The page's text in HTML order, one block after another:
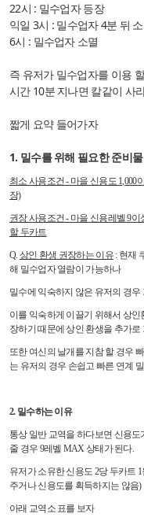
22시 : 밀수업자 등장
익일 3시 : 밀수업자 4분 뒤
6시 : 밀수업자 소멸
즉 유저가 밀수업자를 이용
시간 10분 지나면 칼같이 사
짧게 요약 들어가자
1. 밀수를 위해 필요한 준비물
최소 사용조건 - 마을 신용도 1,000
장)
권장 사용조건 - 마을 신용레벨 9이
할 두카트
Q. 상인 환생 권장하는 이유: 현재
해 밀수업자 열람이 가능하나
밀수에 익숙하지 않은 유저의 경
이를 익숙하게 이끌기 위해서 상
장하기 때문에 상인 환생을 추가로
또한 여신의 날개를 지참 할 경우
는 유저의 경우 손쉽고 빠른 연계
2. 밀수하는 이유
통상 일반 교역을 하다보면 신용도
줄 경우 9레벨 MAX 상태가 된다.
유저가 소유한 신용도 2당 두카트
주거나 신용도를 획득하지는 않음)
아래 교역소 표를 보자